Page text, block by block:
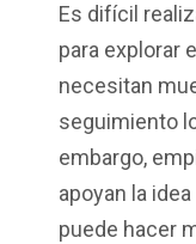
Es difícil
para explorar
necesitan
seguimiento
embargo,
apoyan la
puede hacer